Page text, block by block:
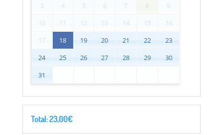
3
4 5 6 7 8
9
10
11 12 13 14 15
16
17
18 19 20 21 22
23
24
25 26 27 28 29
30
31
Total:23,00€